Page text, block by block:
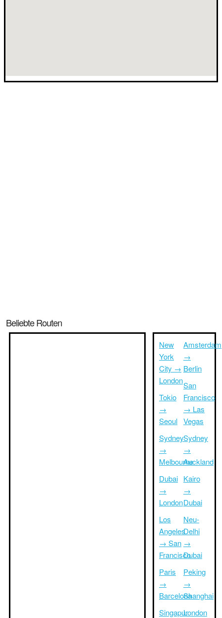
Beliebte Routen
New
York
City →
London
Tokio
→
Seoul
Sydney
→
Melbourne
Dubai
→
London
Los
Angeles
→ San
Francisco
Paris
→
Barcelona
Singapur
Amsterdam
→
Berlin
San
Francisco
→ Las
Vegas
Sydney
→
Auckland
Kairo
→
Dubai
Neu-
Delhi
→
Dubai
Peking
→
Shanghai
London